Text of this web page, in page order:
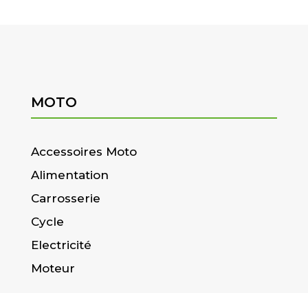
MOTO
Accessoires Moto
Alimentation
Carrosserie
Cycle
Electricité
Moteur